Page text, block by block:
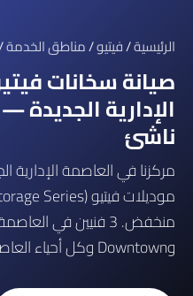
الرئيسية/فيتيو/مناطق الخدمة
صيانة سخانات
الإدارية
ناشئ
مركزنا في العاصمة
وDowntown وكل أحياء العاصمة الإدارية الجديدة.